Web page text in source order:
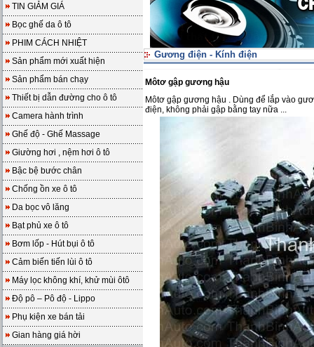
TIN GIẢM GIÁ
Bọc ghế da ô tô
PHIM CÁCH NHIỆT
Sản phẩm mới xuất hiện
Sản phẩm bán chạy
Thiết bị dẫn đường cho ô tô
Camera hành trình
Ghế độ - Ghế Massage
Giường hơi , nệm hơi ô tô
Bậc bệ bước chân
Chống ồn xe ô tô
Da bọc vô lăng
Bạt phủ xe ô tô
Bơm lốp - Hút bụi ô tô
Cảm biến tiến lùi ô tô
Máy lọc không khí, khử mùi ôtô
Độ pô – Pô độ - Lippo
Phụ kiện xe bán tải
Gian hàng giá hời
Gương điện - Kính điện
Môtơ gập gương hậu
Môtơ gập gương hậu . Dùng để lắp vào
điện, không phải gập bằng tay nữa ...